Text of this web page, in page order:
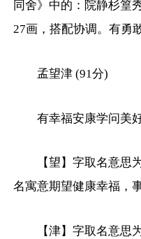
同舍》中的：院静杉篁
27画，搭配协调。有勇
孟望津 (91分)
有幸福安康学问美
【望】字取名意思
名寓意期望健康幸福，
【津】字取名意思